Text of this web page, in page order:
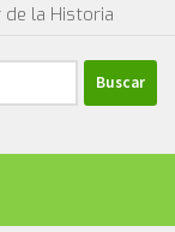
la Historia